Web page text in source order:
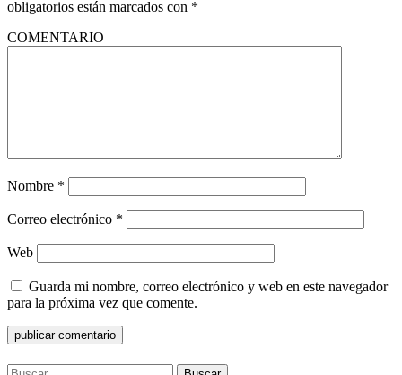
obligatorios están marcados con *
COMENTARIO
Nombre *
Correo electrónico *
Web
Guarda mi nombre, correo electrónico y web en este navegador
para la próxima vez que comente.
Buscar: